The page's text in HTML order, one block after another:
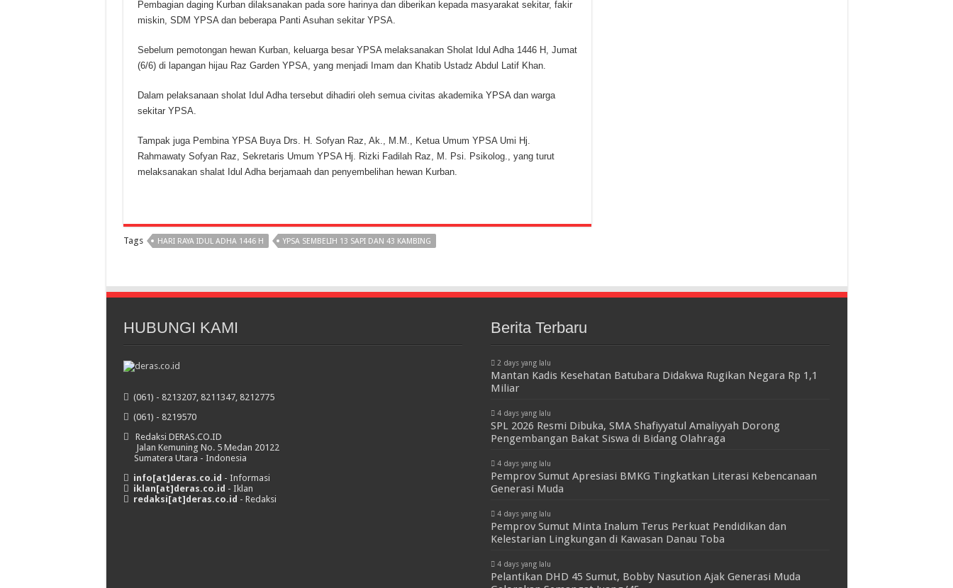
Pembagian daging Kurban dilaksanakan pada sore harinya dan diberikan kepada masyarakat sekitar, fakir
miskin, SDM YPSA dan beberapa Panti Asuhan sekitar YPSA.
Sebelum pemotongan hewan Kurban, keluarga besar YPSA melaksanakan Sholat Idul Adha 1446 H, Jumat
(6/6) di lapangan hijau Raz Garden YPSA, yang menjadi Imam dan Khatib Ustadz Abdul Latif Khan.
Dalam pelaksanaan sholat Idul Adha tersebut dihadiri oleh semua civitas akademika YPSA dan warga
sekitar YPSA.
Tampak juga Pembina YPSA Buya Drs. H. Sofyan Raz, Ak., M.M., Ketua Umum YPSA Umi Hj.
Rahmawaty Sofyan Raz, Sekretaris Umum YPSA Hj. Rizki Fadilah Raz, M. Psi. Psikolog., yang turut
melaksanakan shalat Idul Adha berjamaah dan penyembelihan hewan Kurban.
Tags HARI RAYA IDUL ADHA 1446 H YPSA SEMBELIH 13 SAPI DAN 43 KAMBING
HUBUNGI KAMI
(061) - 8213207, 8211347, 8212775
(061) - 8219570
Redaksi DERAS.CO.ID
Jalan Kemuning No. 5 Medan 20122
Sumatera Utara - Indonesia
info[at]deras.co.id - Informasi
iklan[at]deras.co.id - Iklan
redaksi[at]deras.co.id - Redaksi
Berita Terbaru
2 days yang lalu
Mantan Kadis Kesehatan Batubara Didakwa Rugikan Negara Rp 1,1
Miliar
4 days yang lalu
SPL 2026 Resmi Dibuka, SMA Shafiyyatul Amaliyyah Dorong
Pengembangan Bakat Siswa di Bidang Olahraga
4 days yang lalu
Pemprov Sumut Apresiasi BMKG Tingkatkan Literasi Kebencanaan
Generasi Muda
4 days yang lalu
Pemprov Sumut Minta Inalum Terus Perkuat Pendidikan dan
Kelestarian Lingkungan di Kawasan Danau Toba
4 days yang lalu
Pelantikan DHD 45 Sumut, Bobby Nasution Ajak Generasi Muda